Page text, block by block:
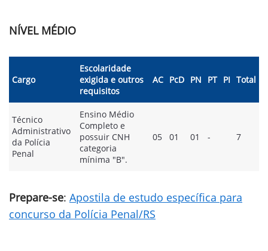
NÍVEL MÉDIO
Cargo
Escolaridade
exigida e outros
requisitos
AC PcD PN PT PI Total
Técnico
Administrativo
da Polícia
Penal
Ensino Médio
Completo e
possuir CNH
categoria
mínima "B".
05 01 01 - 7
Prepare-se: Apostila de estudo específica para
concurso da Polícia Penal/RS